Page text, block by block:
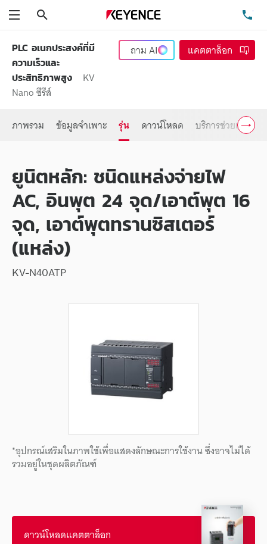
PLC อเนกประสงค์ที่มี
ความเร็วและ
ประสิทธิภาพสูง
KV
Nano ซีรีส์
ถามAI แคตตาล็อก
ภาพรวม ข้อมูลจำเพาะ รุ่น ดาวน์โหลด บริการช่วยเหลือ
ยูนิตหลัก: ชนิดแหล่งจ่ายไฟ
AC, อินพุต 24 จุด/เอาต์พุต 16
จุด, เอาต์พุตทรานซิสเตอร์
(แหล่ง)
KV-N40ATP
*อุปกรณ์เสริมในภาพใช้เพื่อแสดงลักษณะการใช้งาน ซึ่งอาจไม่ได้
รวมอยู่ในชุดผลิตภัณฑ์
ดาวน์โหลดแคตตาล็อก